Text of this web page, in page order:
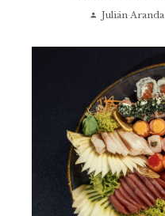
Julián Aranda